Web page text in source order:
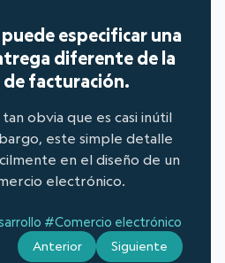
puede especificar una
diferente de la
de facturación.
obvia que es casi inútil
este simple detalle
en el diseño de un
electrónico.
#Comercio electrónico
Anterior Siguiente